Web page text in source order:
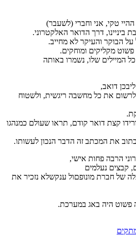
טקי, אני וחברי (לשעבר)
ביניינו, דרך הדואר האלקטרוני.
הבוקר והעיקר לא מחייב.
מקליקים ומוחקים.
המיילים שלו, נשמרו באותה
דואב,
את כל מחשבה ריגשית, ולשטוח
קצת דואר קודם, תראו שעולם כמנהגו
את המכתב זה הדבר הנכון לעשותו.
הרבה פחות אישי,
קבצים נעלמים
של חברת מונופםול ענקשלא נזכיר את
פשוט היה באג במערכת.